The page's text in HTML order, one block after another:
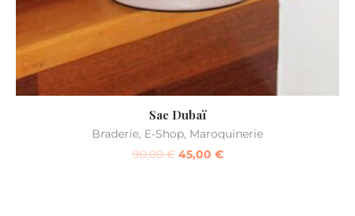
Sac Dubaï
Braderie, E-Shop, Maroquinerie
90,00€ 45,00 €